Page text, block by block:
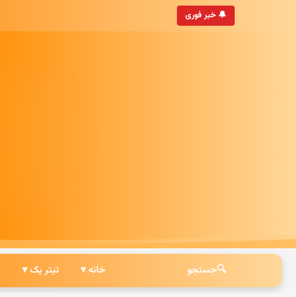
🔔 خبر فوری
• به‌روزترین خبرگزاری ایرانی
🔍جستجو خانه ▾ تیتر یک ▾